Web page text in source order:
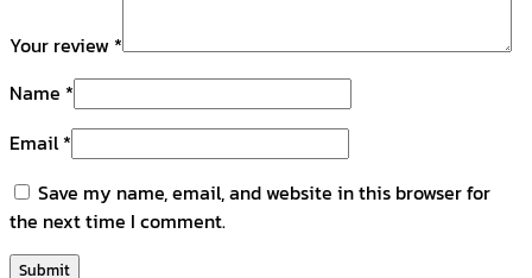
Your review *
Name *
Email*
Save my name, email, and website in this browser for
the next time I comment.